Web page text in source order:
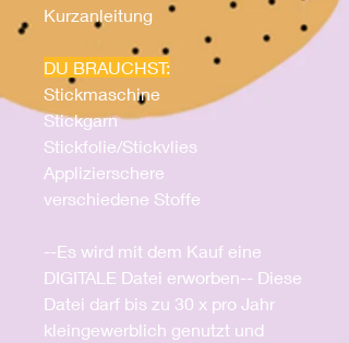
Kurzanleitung
DU BRAUCHST:
Stickmaschine
Stickgarn
Stickfolie/Stickvlies
Applizierschere
verschiedene Stoffe
--Es wird mit dem Kauf eine
DIGITALE Datei erworben-- Diese
Datei darf bis zu 30 x pro Jahr
kleingewerblich genutzt und